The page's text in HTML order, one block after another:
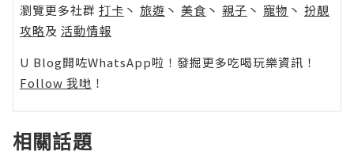
瀏覽更多社群 打卡 丶 旅遊 丶 美食 丶 親子 丶 寵物 丶 扮靚
攻略及 活動情報
U Blog開咗WhatsApp啦！發掘更多吃喝玩樂資訊！
Follow 我哋 ！
相關話題